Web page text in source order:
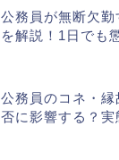
公務員が無断欠
を解説！1日でも
公務員のコネ・
否に影響する？実